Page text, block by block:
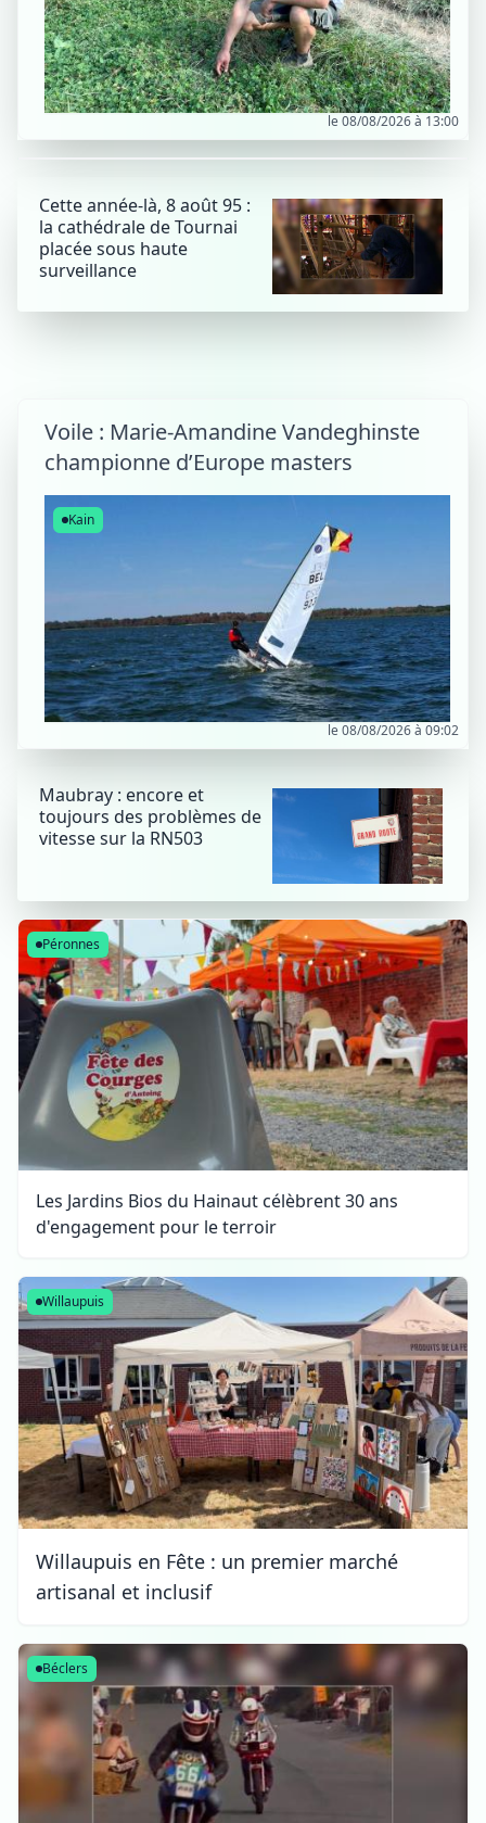
le 08/08/2026 à 13:00
Cette année-là, 8 août 95 :
la cathédrale de Tournai
placée sous haute
surveillance
Voile : Marie-Amandine Vandeghinste
championne d’Europe masters
le 08/08/2026 à 09:02
Kain
Maubray : encore et
toujours des problèmes de
vitesse sur la RN503
Péronnes
Les Jardins Bios du Hainaut célèbrent 30 ans
d'engagement pour le terroir
Willaupuis
Willaupuis en Fête : un premier marché
artisanal et inclusif
Béclers